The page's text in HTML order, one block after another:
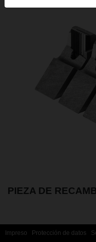
PIEZA DE
Impreso Protección de datos